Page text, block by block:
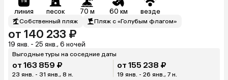
линия песок 70 м 60 км везде
Собственный пляж Пляж с «Голубым флагом»
от 140 233 ₽
19 янв. - 25 янв., 6 ночей
Выгодные туры на соседние даты
от 163 859 ₽
23 янв. - 31 янв., 8 н.
от 155 238 ₽
19 янв. - 26 янв., 7 н.